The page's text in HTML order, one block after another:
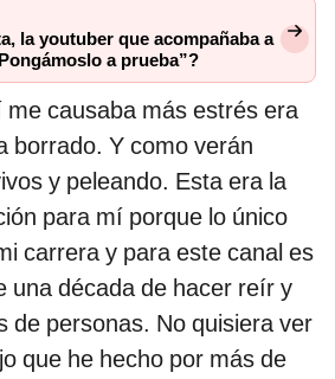
la youtuber que acompañaba a
a prueba”?
me causaba más estrés era
borrado. Y como verán
y peleando. Esta era la
para mí porque lo único
carrera y para este canal es
una década de hacer reír y
de personas. No quisiera ver
que he hecho por más de